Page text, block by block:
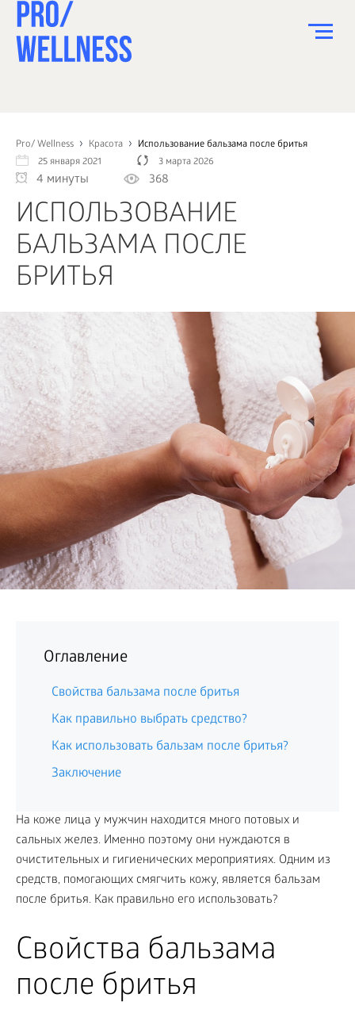
Pro/ Wellness Красота
Использование бальзама после бритья
25 января 2021
3 марта 2026
4 минуты 368
ИСПОЛЬЗОВАНИЕ
БАЛЬЗАМА ПОСЛЕ
БРИТЬЯ
Оглавление
Свойства бальзама после бритья
Как правильно выбрать средство?
Как использовать бальзам после бритья?
Заключение
На коже лица у мужчин находится много потовых и
сальных желез. Именно поэтому они нуждаются в
очистительных и гигиенических мероприятиях. Одним из
средств, помогающих смягчить кожу, является бальзам
после бритья. Как правильно его использовать?
Свойства бальзама
после бритья
СПОРТ
ЗДОРОВЬЕ
КРАСОТА
ПСИХОЛОГИЯ
ДЕТИ
БИЗНЕС